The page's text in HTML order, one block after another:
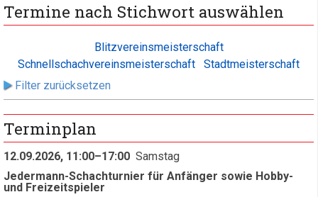
Termine nach Stichwort auswählen
Blitzvereinsmeisterschaft
Schnellschachvereinsmeisterschaft
Stadtmeisterschaft
Filter zurücksetzen
Terminplan
12.09.2026, 11:00–17:00 Samstag
Jedermann-Schachturnier für Anfänger sowie Hobby-
und Freizeitspieler